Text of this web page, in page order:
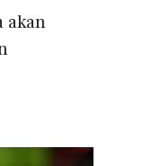
akan